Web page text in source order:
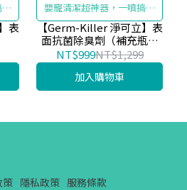
表
嬰寵清潔超神器，一噴搞定
細菌病毒
【Germ-Killer 淨可立】表
面抗菌除臭劑（補充瓶）
｜5L
NT$999NT$1,299
加入購物車
策 隱私政策 服務條款